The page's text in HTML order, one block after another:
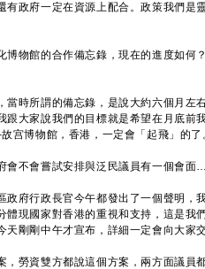
有政府一定在資源上配合。政策我們是
博物館的合作備忘錄，現在的進度如何
當時所謂的備忘錄，是說大約六個月左
跟大家說我們的目標就是希望在月底前
宫博物館，香港，一定會「起飛」的
會不會嘗試安排與泛民議員有一個會
政府行政長官今午都發出了一個聲明，
體現國家對香港的重視和支持，這是我
天剛剛中午才宣布，詳細一定會向大家
，勞資雙方都說這個方案，兩方面議員